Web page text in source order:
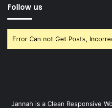
Follow us
Error Can not Get Posts,
Jannah is a Clean Responsive